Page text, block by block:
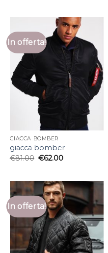
In offerta!
GIACCA BOMBER
giacca bomber
€81.00 €62.00
In offerta!